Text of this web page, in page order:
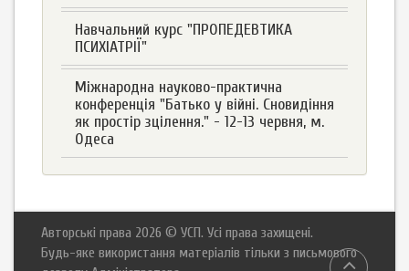
Навчальний курс "ПРОПЕДЕВТИКА
ПСИХІАТРІЇ"
Міжнародна науково-практична
конференція "Батько у війні. Сновидіння
як простір зцілення." - 12-13 червня, м.
Одеса
Авторські права 2026 © УСП. Усі права захищені.
Будь-яке використання матеріалів тільки з письмового